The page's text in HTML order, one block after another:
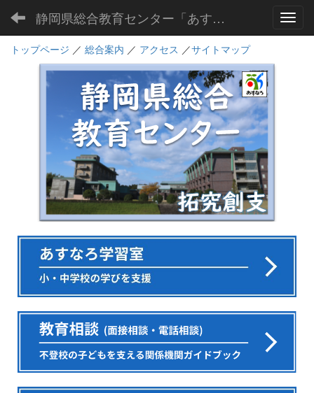
静岡県総合教育センター「あすなろ」
トップページ ／ 総合案内 ／ アクセス ／サイトマップ